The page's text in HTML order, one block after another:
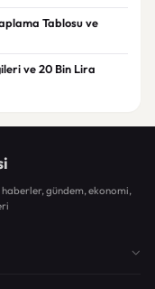
Tablosu ve
ve 20 Bin Lira
gündem, ekonomi,